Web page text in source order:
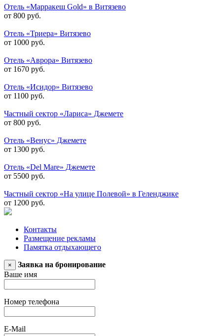
Отель «Марракеш Gold» в Витязево
от 800 руб.
Отель «Триера» Витязево
от 1000 руб.
Отель «Аврора» Витязево
от 1670 руб.
Отель «Исидор» Витязево
от 1100 руб.
Частный сектор «Лариса» Джемете
от 800 руб.
Отель «Венус» Джемете
от 1300 руб.
Отель «Del Mare» Джемете
от 5500 руб.
Частный сектор «На улице Полевой» в Геленджике
от 1200 руб.
Контакты
Размещение рекламы
Памятка отдыхающего
×
Заявка на бронирование
Ваше имя
Номер телефона
E-Mail